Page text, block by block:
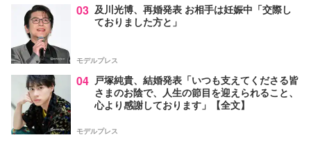
03 及川光博、再婚発表 お相手は妊娠中「交際し
ておりました方と」
モデルプレス
04 戸塚純貴、結婚発表「いつも支えてくださる皆
さまのお陰で、人生の節目を迎えられること、
心より感謝しております」【全文】
モデルプレス